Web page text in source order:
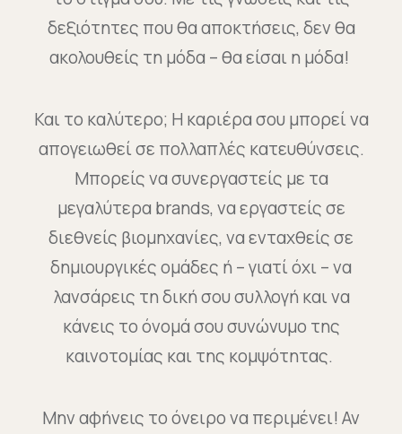
δεξιότητες που θα αποκτήσεις, δεν θα
ακολουθείς τη μόδα – θα είσαι η μόδα!
Και το καλύτερο; Η καριέρα σου μπορεί να
απογειωθεί σε πολλαπλές κατευθύνσεις.
Μπορείς να συνεργαστείς με τα
μεγαλύτερα brands, να εργαστείς σε
διεθνείς βιομηχανίες, να ενταχθείς σε
δημιουργικές ομάδες ή – γιατί όχι – να
λανσάρεις τη δική σου συλλογή και να
κάνεις το όνομά σου συνώνυμο της
καινοτομίας και της κομψότητας.
Μην αφήνεις το όνειρο να περιμένει! Αν